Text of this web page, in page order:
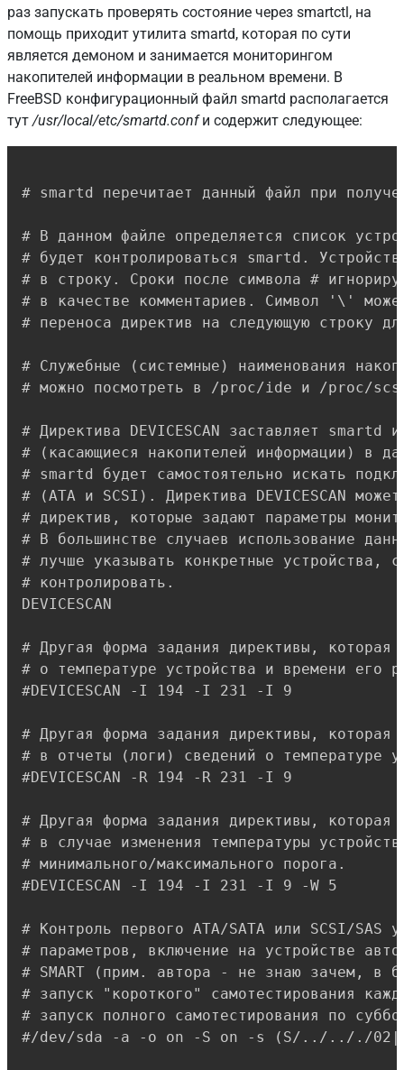
раз запускать проверять состояние через smartctl, на
помощь приходит утилита smartd, которая по сути
является демоном и занимается мониторингом
накопителей информации в реальном времени. В
FreeBSD конфигурационный файл smartd располагается
тут /usr/local/etc/smartd.confи содержит следующее:
# smartd перечитает данный файл при
# В данном файле определяется список
# будет контролироваться smartd.
# в строку. Сроки после символа #
# в качестве комментариев. Символ '\'
# переноса директив на следующую строку
# Служебные (системные) наименования
# можно посмотреть в /proc/ide и /proc/
# Директива DEVICESCAN заставляет smartd
# (касающиеся накопителей информации) в
# smartd будет самостоятельно искать
# (ATA и SCSI). Директива DEVICESCAN
# директив, которые задают параметры
# В большинстве случаев использование
# лучше указывать конкретные устройства,
# контролировать.
DEVICESCAN
# Другая форма задания директивы,
# о температуре устройства и времени его
#DEVICESCAN -I 194 -I 231 -I 9
# Другая форма задания директивы, которая
# в отчеты (логи) сведений о температуре
#DEVICESCAN -R 194 -R 231 -I 9
# Другая форма задания директивы,
# в случае изменения температуры
# минимального/максимального порога.
#DEVICESCAN -I 194 -I 231 -I 9 -W 5
# Контроль первого ATA/SATA или SCSI/SAS
# параметров, включение на устройстве
# SMART (прим. автора - не знаю зачем, в
# запуск "короткого" самотестирования
# запуск полного самотестирования по
#/dev/sda -a -o on -S on -s (S/../.././